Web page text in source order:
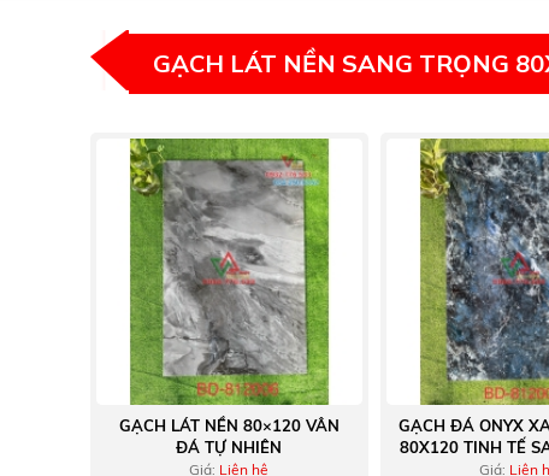
GẠCH LÁT NỀN SANG TRỌNG
GẠCH LÁT NỀN 80×120 VÂN
ĐÁ TỰ NHIÊN
Giá: Liện hệ
GẠCH ĐÁ ONYX
80X120 TINH TẾ
Giá: Liện